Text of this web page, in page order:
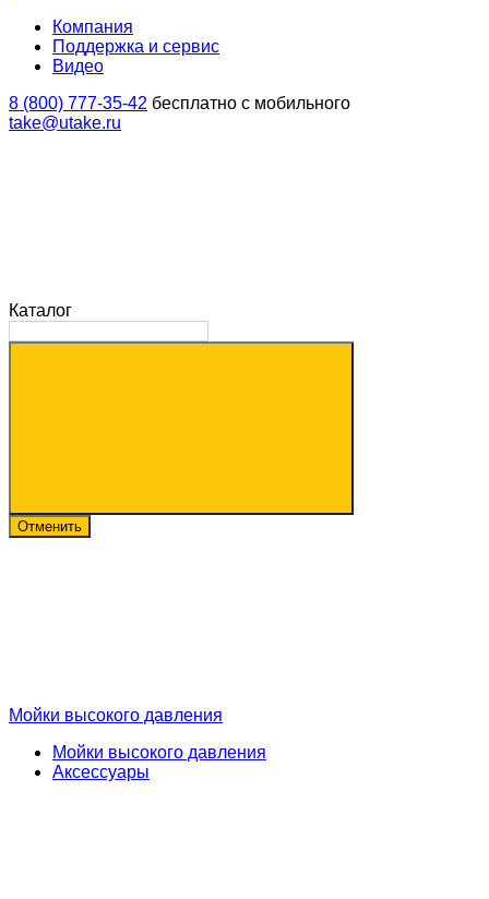
Компания
Поддержка и сервис
Видео
8 (800) 777-35-42 бесплатно с мобильного
take@utake.ru
Каталог
Отменить
Мойки высокого давления
Мойки высокого давления
Аксессуары